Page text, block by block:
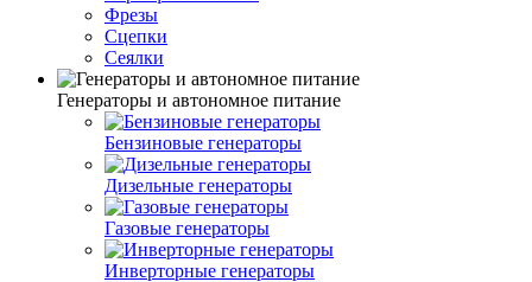
Фрезы
Сцепки
Сеялки
Генераторы и автономное питание
Бензиновые генераторы
Дизельные генераторы
Газовые генераторы
Инверторные генераторы